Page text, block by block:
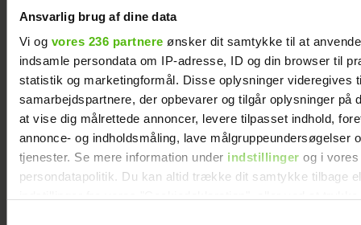
Ansvarlig brug af dine data
Vi og vores 236 partnere ønsker dit samtykke til at
indsamle persondata om IP-adresse, ID og din browser til
statistik og marketingformål. Disse oplysninger videregives
samarbejdspartnere, der opbevarer og tilgår oplysninger på
at vise dig målrettede annoncer, levere tilpasset indhold,
annonce- og indholdsmåling, lave målgruppeundersøgelser
tjenester. Se mere information under indstillinger og i vores
persondatapolitik. Du kan altid trække dit samtykke tilbage